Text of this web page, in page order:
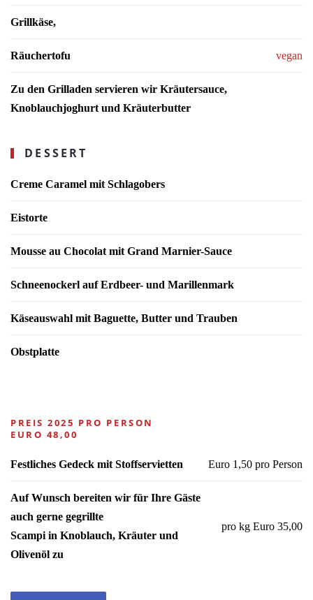
Grillkäse,
Räuchertofu vegan
Zu den Grilladen servieren wir Kräutersauce,
Knoblauchjoghurt und Kräuterbutter
DESSERT
Creme Caramel mit Schlagobers
Eistorte
Mousse au Chocolat mit Grand Marnier-Sauce
Schneenockerl auf Erdbeer- und Marillenmark
Käseauswahl mit Baguette, Butter und Trauben
Obstplatte
PREIS 2025 PRO PERSON
EURO 48,00
Festliches Gedeck mit Stoffservietten Euro 1,50 pro Person
Auf Wunsch bereiten wir für Ihre Gäste
auch gerne gegrillte
Scampi in Knoblauch, Kräuter und
Olivenöl zu
pro kg Euro 35,00